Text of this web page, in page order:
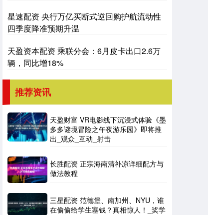
星速配资 央行万亿买断式逆回购护航流动性
四季度降准预期升温
天盈资本配资 乘联分会：6月皮卡出口2.6万
辆，同比增18%
推荐资讯
天盈财富 VR电影线下沉浸式体验《墨
多多谜境冒险之午夜游乐园》即将推
出_观众_互动_射击
长胜配资 正宗海南清补凉详细配方与
做法教程
三星配资 范德堡、南加州、NYU，谁
在偷偷给学生塞钱？真相惊人！_奖学